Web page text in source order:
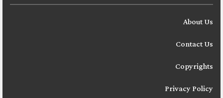
About Us
Contact Us
Copyrights
Privacy Policy